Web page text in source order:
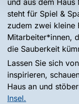
und aus dem Haus
steht für Spiel &
zudem zwei kleine
Mitarbeiter*innen,
die Sauberkeit
Lassen Sie sich
inspirieren,
Haus an und
Insel.